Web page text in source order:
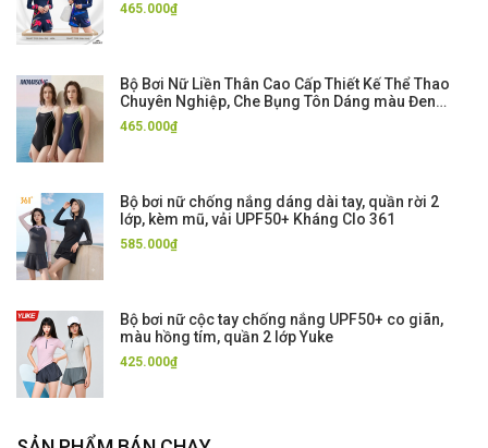
465.000₫
Bộ Bơi Nữ Liền Thân Cao Cấp Thiết Kế Thể Thao
Chuyên Nghiệp, Che Bụng Tôn Dáng màu Đen
Xanh Momasong
465.000₫
Bộ bơi nữ chống nắng dáng dài tay, quần rời 2
lớp, kèm mũ, vải UPF50+ Kháng Clo 361
585.000₫
Bộ bơi nữ cộc tay chống nắng UPF50+ co giãn,
màu hồng tím, quần 2 lớp Yuke
425.000₫